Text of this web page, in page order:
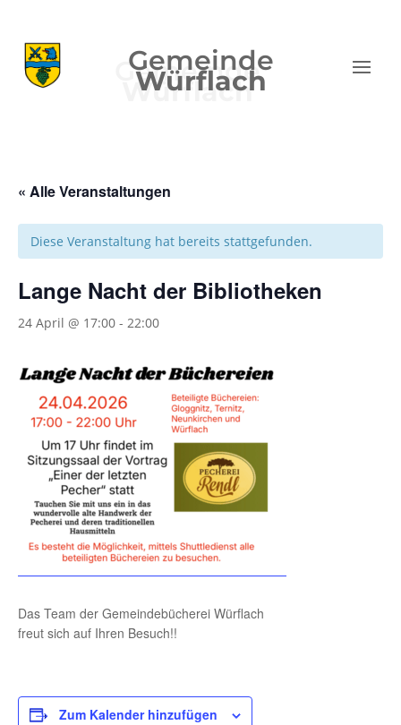
Gemeinde
Würflach
« Alle Veranstaltungen
Diese Veranstaltung hat bereits stattgefunden.
Lange Nacht der Bibliotheken
24 April @ 17:00 - 22:00
Das Team der Gemeindebücherei Würflach
freut sich auf Ihren Besuch!!
Zum Kalender hinzufügen